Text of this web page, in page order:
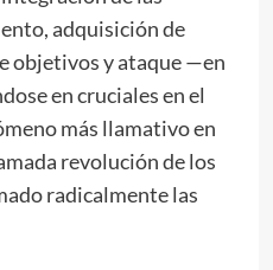
adquisición de
objetivos y ataque —en
en cruciales en el
más llamativo en
revolución de los
radicalmente las